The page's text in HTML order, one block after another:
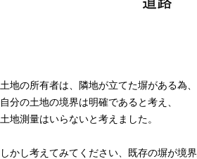
土地の所有者は、隣地が立てた塀がある為、
自分の土地の境界は明確であると考え、
土地測量はいらないと考えました。
しかし考えてみてください、既存の塀が境